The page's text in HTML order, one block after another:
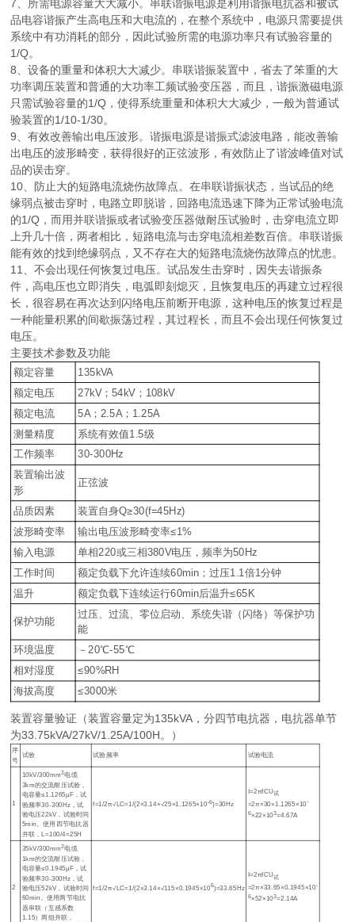
7、所需电源容量大大减小。串联谐振电源是利用谐振电抗器和被试
品电容谐振产生高电压和大电流的，在整个系统中，电源只需要提供
系统中有功消耗的部分，因此试验所需的电源功率只有试验容量的
1/Q。
8、设备的重量和体积大大减少。串联谐振装置中，省去了笨重的大
功率调压装置和普通的大功率工频试验变压器，而且，谐振激磁电源
只需试验容量的1/Q，使得系统重量和体积大大减少，一般为普通试
验装置的1/10-1/30。
9、有效改善输出电压波形。谐振电源是谐振式滤波电路，能改善输
出电压的波形畸变，获得很好的正弦波形，有效防止了谐波峰值对试
品的误击穿。
10、防止大的短路电流烧伤故障点。在串联谐振状态，当试品的绝
缘弱点被击穿时，电路立即脱谐，回路电流迅速下降为正常试验电流
的1/Q，而用并联谐振或者试验变压器做耐压试验时，击穿电流立即
上升几十倍，两者相比，短路电流与击穿电流相差数百倍。串联谐振
能有效的找到绝缘弱点，又不存在大的短路电流烧伤故障点的忧患。
11、不会出现任何恢复过电压。试品发生击穿时，因失去谐振条
件，高电压也立即消失，电弧即刻熄灭，且恢复电压的再建立过程很
长，很容易在再次达到闪络电压前断开电源，这种电压的恢复过程是
一种能量积累的间歇振荡过程，其过程长，而且不会出现任何恢复过
电压。
主要技术参数及功能
额定容量
135kVA
额定电压
27kV；54kV；108kV
额定电流 5A；2.5A；1.25A
测量精度
系统有效值1.5级
工作频率
30-300Hz
装置输出波
形
正弦波
品质因素 装置自身Q≥30(f=45Hz)
波形畸变率 输出电压波形畸变率≤1%
输入电源
单相220或三相380V电压，频率为50Hz
工作时间
额定负载下允许连续60min；过压1.1倍1分钟
温升
额定负载下连续运行60min后温升≤65K
保护功能
过压、过流、零位启动、系统失谐（闪络）等保护功
能
环境温度 －20℃-55℃
相对湿度
≤90%RH
海拔高度
≤3000米
装置容量验证（装置容量定为135kVA，分四节电抗器，电抗器单节
为33.75kVA/27kV/1.25A/100H。）
序
号
试验 试验频率 试验电流
1
10kV/300mm2电缆
3km的交流耐压试验，
电容量≤1.1265μF，试
验频率30-300Hz，试
验电压22kV，试验时间
5min。使用四节电抗器
并联，L=100/4=25H
f=1/2π√LC=1/(2×3.14×√25×1.1265×10-6)=30Hz
I=2πfCU试
=2π×30×1.1265×10-
6×22×103=4.67A
2
35kV/300mm2电缆
1km的交流耐压试验，
电容量≤0.1945μF，试
验频率30-300Hz，试
验电压52kV，试验时间
60min。使用两节电抗
器串联（互感系数
1.15）两组并联，
f=1/2π√LC=1/(2×3.14×√115×0.1945×106)=33.65Hz
I=2πfCU试
=2π×33.65×0.1945×10-
6×52×103=2.14A